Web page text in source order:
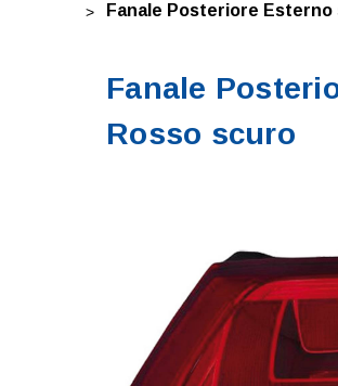
Fanale Posteriore Esterno
Fanale
Rosso scuro